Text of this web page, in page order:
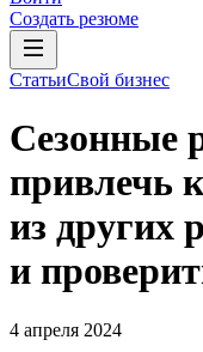
Создать резюме
СтатьиСвой бизнес
Сезонные
привлечь
из других
и
4 апреля 2024